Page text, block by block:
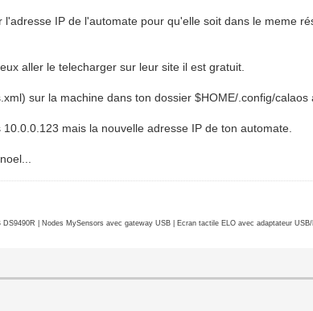
IP de l'automate pour qu'elle soit dans le meme
aller le telecharger sur leur site il est gratuit.
sur la machine dans ton dossier $HOME/.config/calaos
mais la nouvelle adresse IP de ton automate.
| Nodes MySensors avec gateway USB | Ecran tactile ELO avec adaptateur